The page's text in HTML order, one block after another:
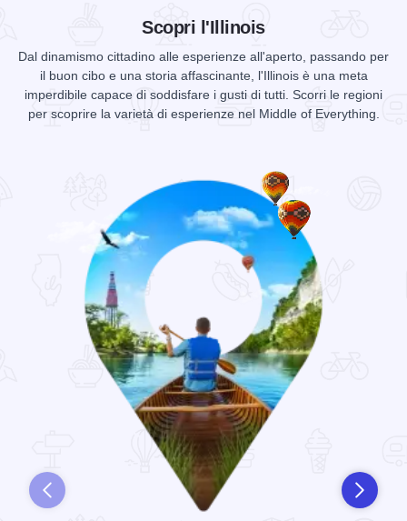
Scopri l'Illinois
Dal dinamismo cittadino alle esperienze all'aperto, passando per
il buon cibo e una storia affascinante, l'Illinois è una meta
imperdibile capace di soddisfare i gusti di tutti. Scorri le regioni
per scoprire la varietà di esperienze nel Middle of Everything.
Prec Succ